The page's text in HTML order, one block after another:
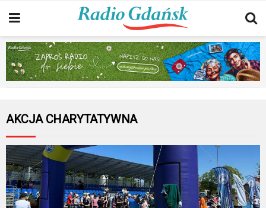
AKCJA CHARYTATYWNA